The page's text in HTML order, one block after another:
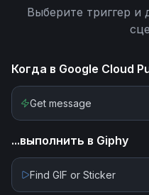
Выберите триггер и
Когда в Google Cloud
Get message
...выполнить в Giphy
Find GIF or Sticker